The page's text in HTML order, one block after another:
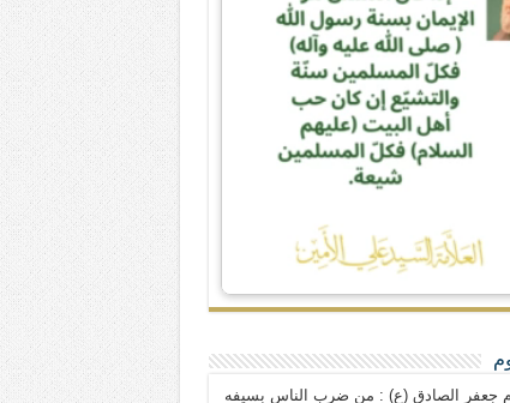
جعفر الصادق (ع) : من ضرب الناس بسيفه